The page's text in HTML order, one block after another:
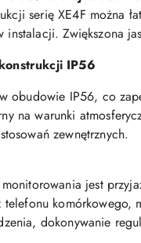
serię XE4F można
instalacji. Zwiększona
IP56
obudowie IP56, co
na warunki
zewnętrznych.
jest
komórkowego,
dokonywanie